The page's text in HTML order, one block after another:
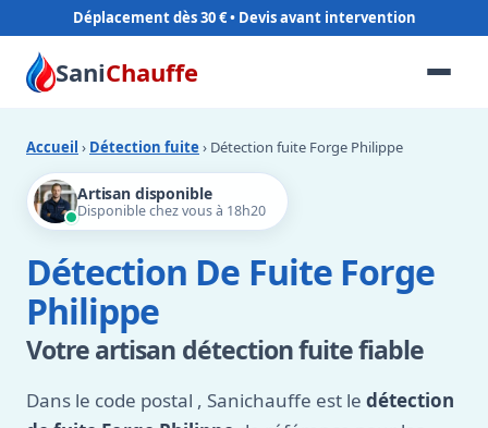
Déplacement dès 30 €
SaniChauffe
Accueil › Détection fuite › Détection fuite Forge Philippe
Artisan disponible
Disponible chez vous à 18h20
Détection De Fuite Forge
Philippe
Votre artisan détection fuite fiable
Dans le code postal , Sanichauffe est le détection